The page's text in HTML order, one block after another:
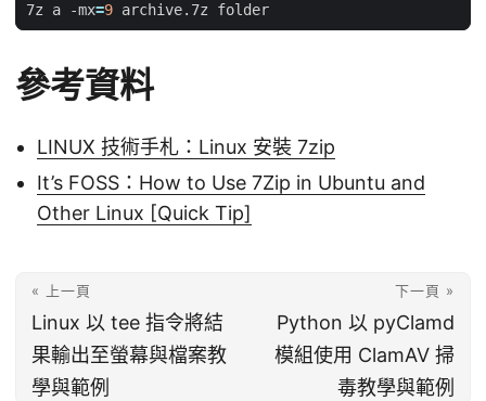
7z a -mx=9
參考資料
LINUX 技術手札：Linux 安裝 7zip
It’s FOSS：How to Use 7Zip in Ubuntu and
Other Linux [Quick Tip]
« 上一頁
Linux 以 tee 指令將結
果輸出至螢幕與檔案教
學與範例
下一頁 »
Python 以 pyClamd
模組使用 ClamAV 掃
毒教學與範例